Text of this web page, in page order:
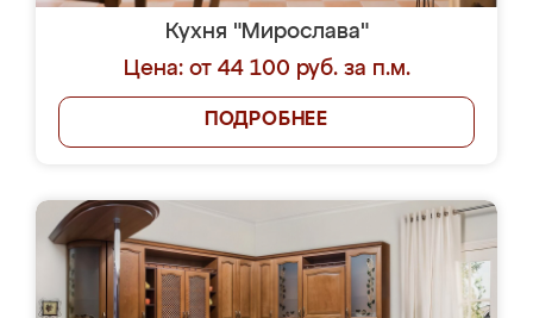
Кухня "Мирослава"
Цена: от 44 100 руб. за п.м.
ПОДРОБНЕЕ